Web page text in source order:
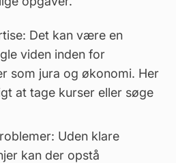
Det kan være en
viden inden for
som jura og økonomi. Her
at tage kurser eller søge
Uden klare
kan der opstå